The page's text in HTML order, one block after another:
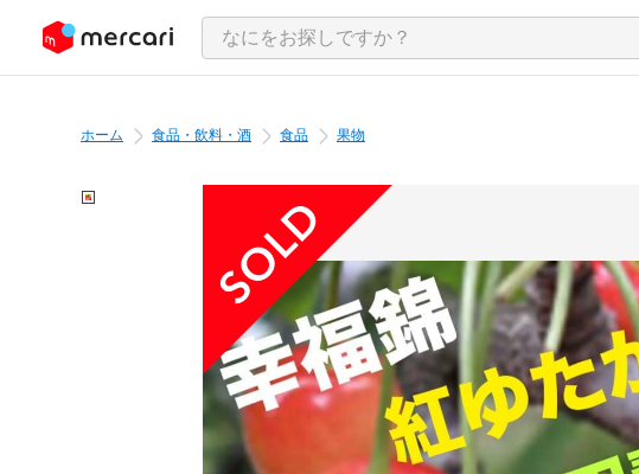
ツにスキップ
ホーム 食品・飲料・酒 食品 果物